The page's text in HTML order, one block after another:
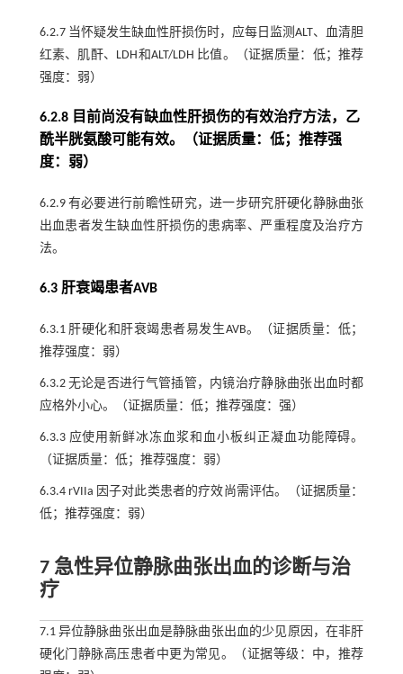
6.2.7 当怀疑发生缺血性肝损伤时，应每日监测ALT、血清胆
红素、肌酐、LDH和ALT/LDH 比值。（证据质量：低；推荐
强度：弱）
6.2.8 目前尚没有缺血性肝损伤的有效治疗方法，乙
酰半胱氨酸可能有效。（证据质量：低；推荐强
度：弱）
6.2.9 有必要进行前瞻性研究，进一步研究肝硬化静脉曲张
出血患者发生缺血性肝损伤的患病率、严重程度及治疗方
法。
6.3 肝衰竭患者AVB
6.3.1 肝硬化和肝衰竭患者易发生AVB。（证据质量：低；
推荐强度：弱）
6.3.2 无论是否进行气管插管，内镜治疗静脉曲张出血时都
应格外小心。（证据质量：低；推荐强度：强）
6.3.3 应使用新鲜冰冻血浆和血小板纠正凝血功能障碍。
（证据质量：低；推荐强度：弱）
6.3.4 rVIIa 因子对此类患者的疗效尚需评估。（证据质量：
低；推荐强度：弱）
7 急性异位静脉曲张出血的诊断与治
疗
7.1 异位静脉曲张出血是静脉曲张出血的少见原因，在非肝
硬化门静脉高压患者中更为常见。（证据等级：中，推荐